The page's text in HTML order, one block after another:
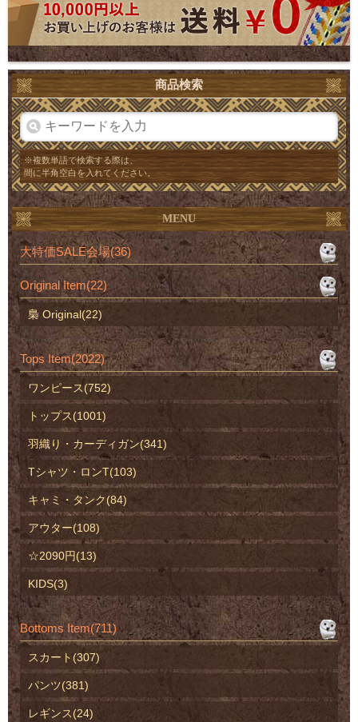
商品検索
※複数単語で検索する際は、
間に半角空白を入れてください。
MENU
大特価SALE会場(36)
Original Item(22)
梟 Original(22)
Tops Item(2022)
ワンピース(752)
トップス(1001)
羽織り・カーディガン(341)
Tシャツ・ロンT(103)
キャミ・タンク(84)
アウター(108)
☆2090円(13)
KIDS(3)
Bottoms Item(711)
スカート(307)
パンツ(381)
レギンス(24)